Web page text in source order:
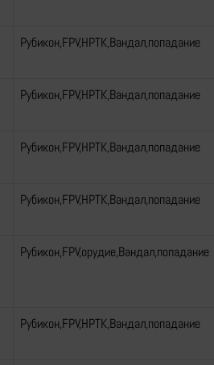
Рубикон,FPV,НРТК,Вандал,попадание
Рубикон,FPV,НРТК,Вандал,попадание
Рубикон,FPV,НРТК,Вандал,попадание
Рубикон,FPV,НРТК,Вандал,попадание
Рубикон,FPV,орудие,Вандал,попадание
Рубикон,FPV,НРТК,Вандал,попадание